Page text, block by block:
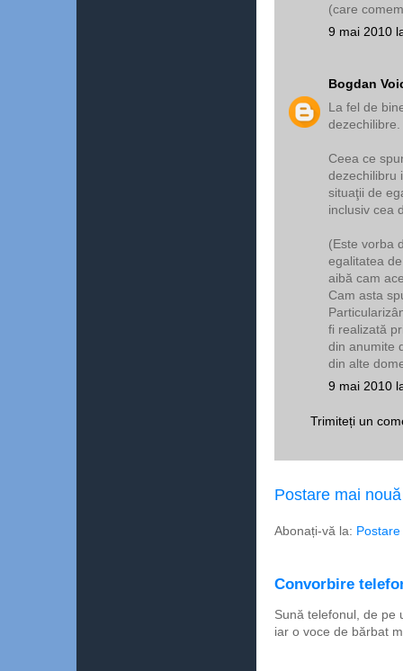
(care
9 mai 2010
Bogdan
La fel de
dezechilibre.
Ceea ce
dezechilibru
situaţii de
inclusiv cea
(Este vorba
egalitatea
aibă cam
Cam asta
fi realizată
din anumite
din alte
9 mai 2010
Trimiteți un
Postare mai nouă
Abonați-vă la:
Convorbire
Sună telefonul, de pe
iar o voce de bărbat